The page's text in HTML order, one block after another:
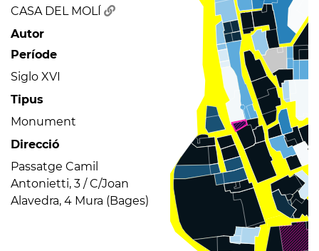
CASA DEL MOLÍ
Autor
Període
Siglo XVI
Tipus
Monument
Direcció
Passatge Camil
Antonietti, 3 / C/Joan
Alavedra, 4 Mura (Bages)